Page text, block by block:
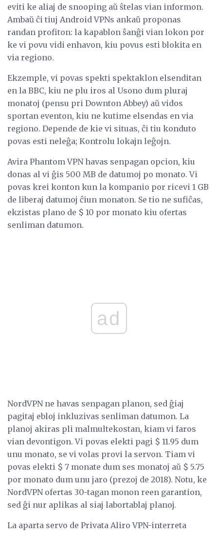
eviti ke aliaj de snooping aŭ ŝtelas vian informon.
Ambaŭ ĉi tiuj Android VPNs ankaŭ proponas
randan profiton: la kapablon ŝanĝi vian lokon por
ke vi povu vidi enhavon, kiu povus esti blokita en
via regiono.
Ekzemple, vi povas spekti spektaklon elsenditan
en la BBC, kiu ne plu iros al Usono dum pluraj
monatoj (pensu pri Downton Abbey) aŭ vidos
sportan eventon, kiu ne kutime elsendas en via
regiono. Depende de kie vi situas, ĉi tiu konduto
povas esti neleĝa; Kontrolu lokajn leĝojn.
Avira Phantom VPN havas senpagan opcion, kiu
donas al vi ĝis 500 MB de datumoj po monato. Vi
povas krei konton kun la kompanio por ricevi 1 GB
de liberaj datumoj ĉiun monaton. Se tio ne sufiĉas,
ekzistas plano de $ 10 por monato kiu ofertas
senliman datumon.
ad
NordVPN ne havas senpagan planon, sed ĝiaj
pagitaj ebloj inkluzivas senliman datumon. La
planoj akiras pli malmultekostan, kiam vi faros
vian devontigon. Vi povas elekti pagi $ 11.95 dum
unu monato, se vi volas provi la servon. Tiam vi
povas elekti $ 7 monate dum ses monatoj aŭ $ 5.75
por monato dum unu jaro (prezoj de 2018). Notu, ke
NordVPN ofertas 30-tagan monon reen garantion,
sed ĝi nur aplikas al siaj labortablaj planoj.
La aparta servo de Privata Aliro VPN-interreta